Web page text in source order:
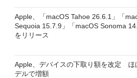
Apple、「macOS Tahoe 26.6.1」「
Sequoia 15.7.9」「macOS Sonoma
をリリース
Apple、デバイスの下取り額を改定 ほ
デルで増額